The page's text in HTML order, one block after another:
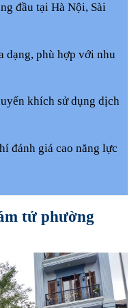
đầu tại Hà Nội, Sài
dạng, phù hợp với nhu
khích sử dụng dịch
đánh giá cao năng lực
tử phường